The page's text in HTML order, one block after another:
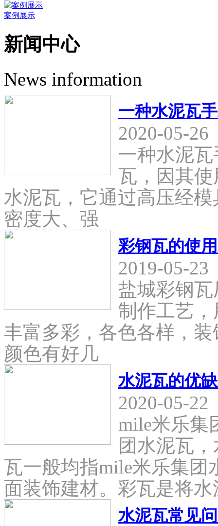
案例展示
新闻中心
News information
一种水泥瓦
2020-05-26
一种水泥
瓦，因其
水泥瓦，它通过高压经
密度大、强
彩钢瓦的使
2019-05-23
盐城彩钢
制作工艺
丰富多彩，各色各样，
颜色有好几
水泥瓦的优
2020-05-22
mile米乐集
团水泥瓦
瓦一般均指mile米乐集团
面装饰建材。彩瓦是将
水泥瓦常见